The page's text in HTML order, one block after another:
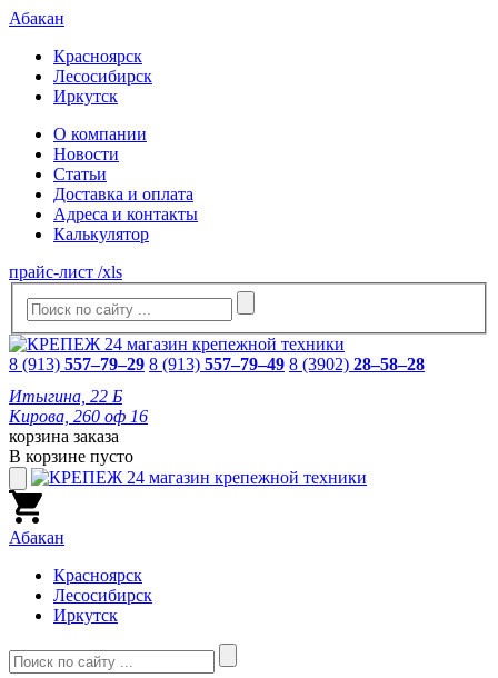
Абакан
Красноярск
Лесосибирск
Иркутск
О компании
Новости
Статьи
Доставка и оплата
Адреса и контакты
Калькулятор
прайс-лист /xls
8 (913) 557–79–29 8 (913) 557–79–49 8 (3902) 28–58–28
Итыгина, 22 Б
Кирова, 260 оф 16
корзина заказа
В корзине пусто
Абакан
Красноярск
Лесосибирск
Иркутск